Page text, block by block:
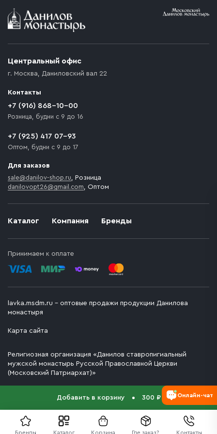
Бренды Каталог Корзина Где заказ? Контакты
Добавить в корзину 300 ₽
Условия доставки
возникают препятствия для подъезда автомобиля,
которое максимально близко к месту запланированной
движения. Если на территории места назначения
доставки предусмотрен платный въезд, то Покупателю
необходимо компенсировать стоимость въезда
Каталог Компания Бренды
Принимаем к оплате
Центральный офис
г. Москва, Даниловский вал 22
Контакты
+7 (916) 868-10-00
Розница, будни с 9 до 16
+7 (925) 417 07-93
Оптом, будни с 9 до 17
Для заказов
sale@danilov-shop.ru, Розница
danilovopt26@gmail.com, Оптом
lavka.msdm.ru – оптовые продажи продукции Данилова
монастыря
Карта сайта
Религиозная организация «Данилов ставропигиальный
мужской монастырь Русской Православной Церкви
(Московский Патриархат)»
Онлайн-чат